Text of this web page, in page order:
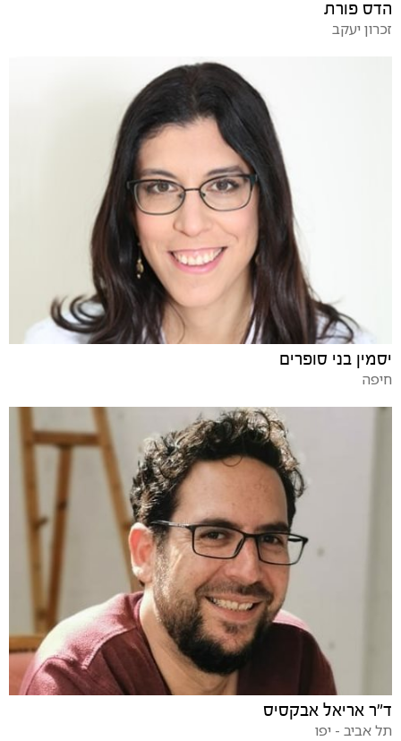
הדס פורת
זכרון יעקב
יסמין בני סופרים
חיפה
ד"ר אריאל אבקסיס
תל אביב - יפו